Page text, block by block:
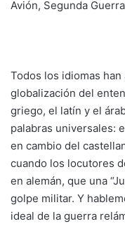
Todos los idiomas
globalización del
griego, el latín y el
palabras universales:
en cambio del
cuando los locutores
en alemán, que una
golpe militar. Y
ideal de la guerra